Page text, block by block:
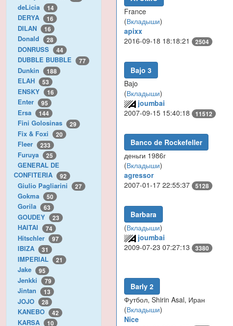
deLicia 14
DERYA 16
DILAN 16
Donald 28
DONRUSS 44
DUBBLE BUBBLE 77
Dunkin 188
ELAH 53
ENSKY 16
Enter 95
Ersa 144
Fini Golosinas 29
Fix & Foxi 20
Fleer 233
Furuya 25
GENERAL DE
CONFITERIA
92
Giulio Pagliarini 27
Gokma 50
Gorila 63
GOUDEY 23
HAITAI 74
Hitschler 97
IBIZA 31
IMPERIAL 21
Jake 95
Jenkki 79
Jintan 13
JOJO 28
KANEBO 42
KARSA 10
France
(Вкладыши)
apixx
2016-09-18 18:18:21
2504
Bajo 3
Bajo
(Вкладыши)
joumbai
2007-09-15 15:40:18
11512
Banco de Rockefeller
деньги 1986г
(Вкладыши)
agressor
2007-01-17 22:55:37
5128
Barbara
(Вкладыши)
joumbai
2009-07-23 07:27:13
3380
Barly 2
Футбол, Shirin Asal, Иран
(Вкладыши)
Nice